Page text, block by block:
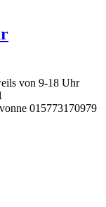
von 9-18 Uhr
015773170979